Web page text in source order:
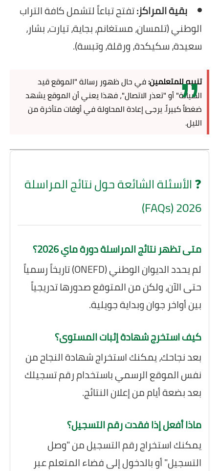
بقية المراكز:تفتح تباعاً لتشمل كافة التراب
الوطني (تلمسان، مستغانم، بجاية، تيارت، بشار،
سعيدة، سكيكدة، ورقلة، وتبسة).
تنبيه للمتعلمين:في حال ظهور رسالة "الموقع قيد
الصيانة" أو "تعذر الاتصال"، فهذا يعني أن الموقع يشهد
ضغطاً كبيراً. يرجى إعادة المحاولة في أوقات متأخرة من
الليل.
❓ الأسئلة الشائعة حول نتائج المراسلة
2026 (FAQs)
متى تظهر نتائج المراسلة دورة ماي 2026؟
لم يحدد الديوان الوطني (ONEFD) تاريخاً رسمياً
حتى الآن، ولكن من المتوقع صدورها تدريجياً
بين أواخر جوان وبداية جويلية.
كيف استخرج شهادة إثبات المستوى؟
بعد نجاحك، يمكنك استخراج شهادة النجاح من
نفس الموقع الرسمي باستخدام رقم تسجيلك
بعد بضعة أيام من إعلان النتائج.
ماذا أفعل إذا فقدت رقم التسجيل؟
يمكنك استخراج رقم التسجيل من "وصل
التسجيل" أو بالدخول إلى فضاء المتعلم عبر